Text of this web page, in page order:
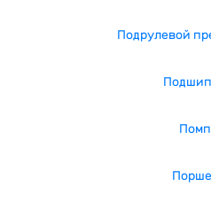
Подрулевой